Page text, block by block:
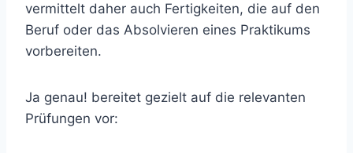
vermittelt daher auch Fertigkeiten, die auf den
Beruf oder das Absolvieren eines Praktikums
vorbereiten.
Ja genau! bereitet gezielt auf die relevanten
Prüfungen vor: